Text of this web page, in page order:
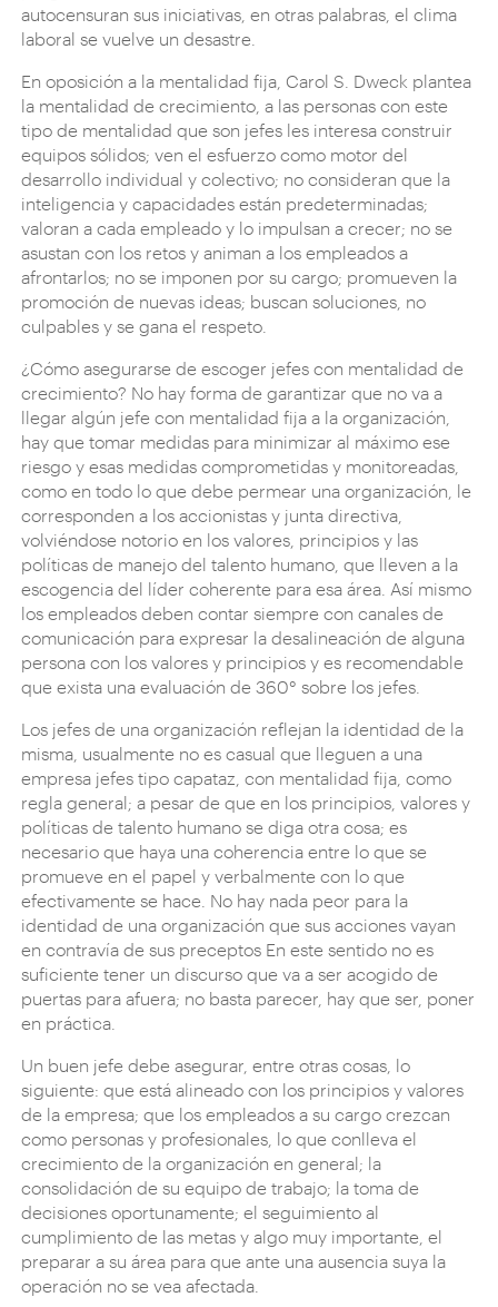
autocensuran sus iniciativas, en otras palabras, el clima
laboral se vuelve un desastre.
En oposición a la mentalidad fija, Carol S. Dweck plantea
la mentalidad de crecimiento, a las personas con este
tipo de mentalidad que son jefes les interesa construir
equipos sólidos; ven el esfuerzo como motor del
desarrollo individual y colectivo; no consideran que la
inteligencia y capacidades están predeterminadas;
valoran a cada empleado y lo impulsan a crecer; no se
asustan con los retos y animan a los empleados a
afrontarlos; no se imponen por su cargo; promueven la
promoción de nuevas ideas; buscan soluciones, no
culpables y se gana el respeto.
¿Cómo asegurarse de escoger jefes con mentalidad de
crecimiento? No hay forma de garantizar que no va a
llegar algún jefe con mentalidad fija a la organización,
hay que tomar medidas para minimizar al máximo ese
riesgo y esas medidas comprometidas y monitoreadas,
como en todo lo que debe permear una organización, le
corresponden a los accionistas y junta directiva,
volviéndose notorio en los valores, principios y las
políticas de manejo del talento humano, que lleven a la
escogencia del líder coherente para esa área. Así mismo
los empleados deben contar siempre con canales de
comunicación para expresar la desalineación de alguna
persona con los valores y principios y es recomendable
que exista una evaluación de 360° sobre los jefes.
Los jefes de una organización reflejan la identidad de la
misma, usualmente no es casual que lleguen a una
empresa jefes tipo capataz, con mentalidad fija, como
regla general; a pesar de que en los principios, valores y
políticas de talento humano se diga otra cosa; es
necesario que haya una coherencia entre lo que se
promueve en el papel y verbalmente con lo que
efectivamente se hace. No hay nada peor para la
identidad de una organización que sus acciones vayan
en contravía de sus preceptos En este sentido no es
suficiente tener un discurso que va a ser acogido de
puertas para afuera; no basta parecer, hay que ser, poner
en práctica.
Un buen jefe debe asegurar, entre otras cosas, lo
siguiente: que está alineado con los principios y valores
de la empresa; que los empleados a su cargo crezcan
como personas y profesionales, lo que conlleva el
crecimiento de la organización en general; la
consolidación de su equipo de trabajo; la toma de
decisiones oportunamente; el seguimiento al
cumplimiento de las metas y algo muy importante, el
preparar a su área para que ante una ausencia suya la
operación no se vea afectada.